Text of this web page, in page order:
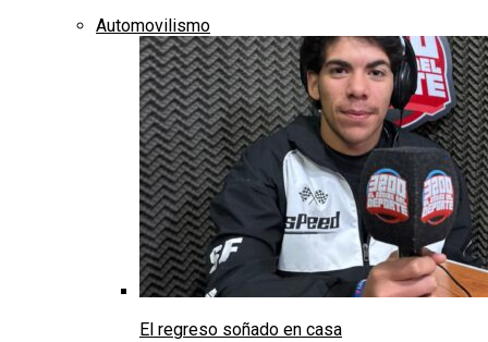
Automovilismo
El regreso soñado en casa